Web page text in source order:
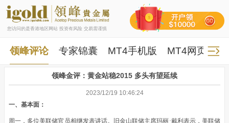
您访问的是香港地区网站 投资有风险 交易需谨慎
领峰评论 专家锦囊 MT4手机版 MT4网页版
领峰金评：黄金站稳2015 多头有望延续
2023/12/19 10:46:24
一、基本面：
周一，多位美联储官员相继发表讲话。旧金山联储主席玛丽·戴利表示，美联储